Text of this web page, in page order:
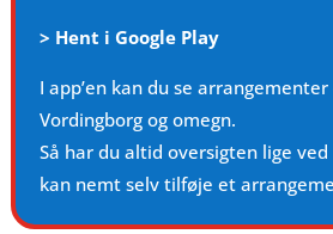
> Hent i Google Play
I app’en kan du se
Vordingborg og omegn.
Så har du altid oversigten lige ved
kan nemt selv tilføje et